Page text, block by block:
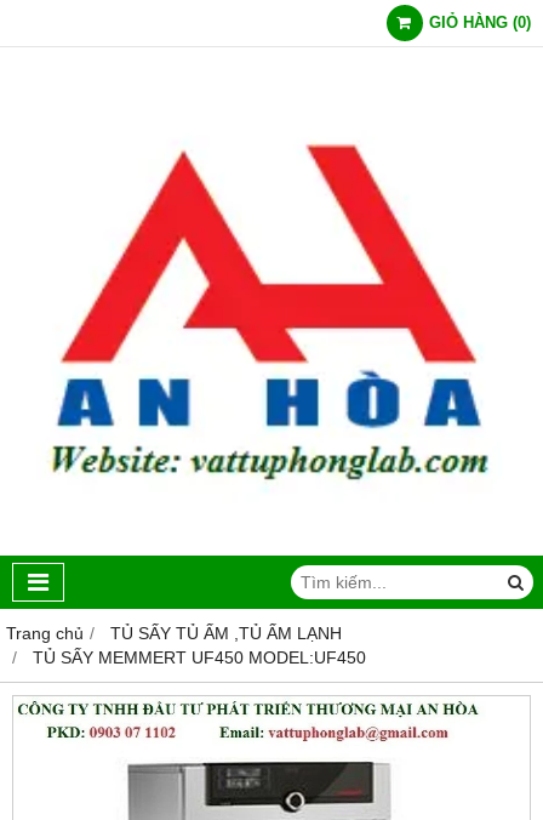
GIỎ HÀNG (0)
Trang chủ
TỦ SẤY TỦ ẤM ,TỦ ẤM LẠNH
TỦ SẤY MEMMERT UF450 MODEL:UF450